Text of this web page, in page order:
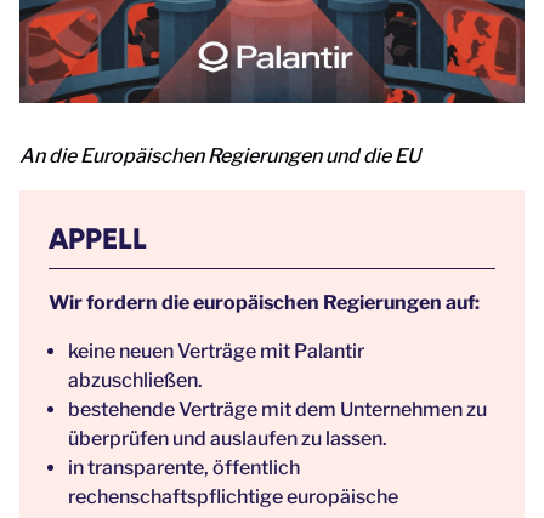
An die Europäischen Regierungen und die EU
APPELL
Wir fordern die europäischen Regierungen auf:
keine neuen Verträge mit Palantir
abzuschließen.
bestehende Verträge mit dem Unternehmen zu
überprüfen und auslaufen zu lassen.
in transparente, öffentlich
rechenschaftspflichtige europäische